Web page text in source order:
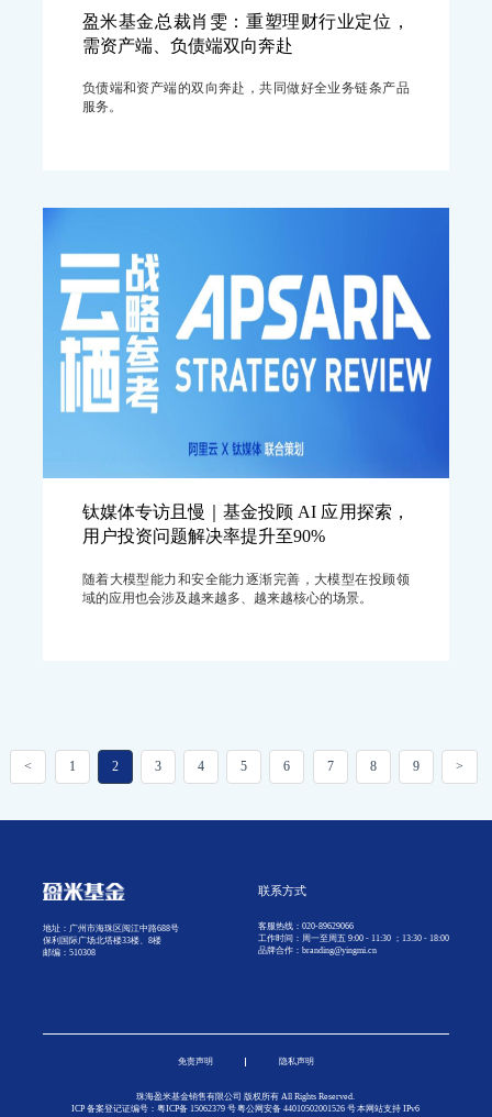
盈米基金总裁肖雯：重塑理财行业定位，
需资产端、负债端双向奔赴
负债端和资产端的双向奔赴，共同做好全业务链条产品
服务。
钛媒体专访且慢｜基金投顾 AI 应用探索，
用户投资问题解决率提升至90%
随着大模型能力和安全能力逐渐完善，大模型在投顾领
域的应用也会涉及越来越多、越来越核心的场景。
< 1 2 3 4 5 6 7 8 9 >
地址：广州市海珠区阅江中路688号
保利国际广场北塔楼33楼、8楼
邮编：510308
联系方式
客服热线：020-89629066
工作时间：周一至周五 9:00 - 11:30 ；13:30 - 18:00
品牌合作：branding@yingmi.cn
免责声明 隐私声明
珠海盈米基金销售有限公司 版权所有 All Rights Reserved.
ICP 备案登记证编号：粤ICP备 15062379 号粤公网安备 44010502001526 号本网站支持 IPv6